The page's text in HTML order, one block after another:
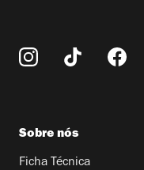
Sobre nós
Ficha Técnica